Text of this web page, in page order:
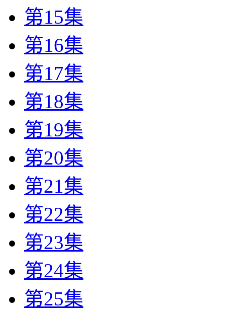
第15集
第16集
第17集
第18集
第19集
第20集
第21集
第22集
第23集
第24集
第25集